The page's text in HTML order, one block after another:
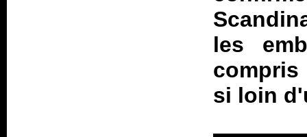
les
si loin